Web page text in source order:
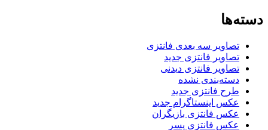
دسته‌ها
تصاویر سه بعدی فانتزی
تصاویر فانتزی جدید
تصاویر فانتزی دیدنی
دسته‌بندی نشده
طرح فانتزی جدید
عکس اینستاگرام جدید
عکس فانتزی بازیگران
عکس فانتزی پسر